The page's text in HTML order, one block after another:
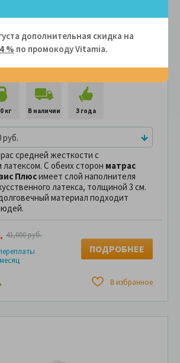
Артикул: 103626
кг В наличии 3 года
руб.
средней жесткости с
латексом. С обеих сторон матрас
Плюсимеет слой наполнителя
латекса, толщиной 3 см.
материал подходит
В избранное
41,000 руб.
ПОДРОБНЕЕ
дополнительная скидка на
4 % по промокоду Vitamiа.